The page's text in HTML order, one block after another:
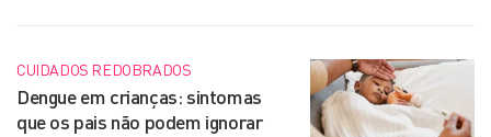
CUIDADOS REDOBRADOS
Dengue em crianças: sintomas
que os pais não podem ignorar